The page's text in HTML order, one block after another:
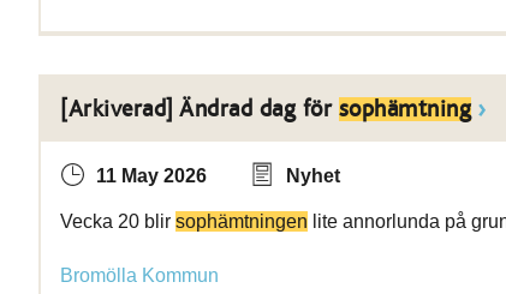
[Arkiverad] Ändrad dag för sophämtning
11 May 2026 Nyhet
Vecka 20 blir sophämtningen lite annorlunda på
Bromölla Kommun